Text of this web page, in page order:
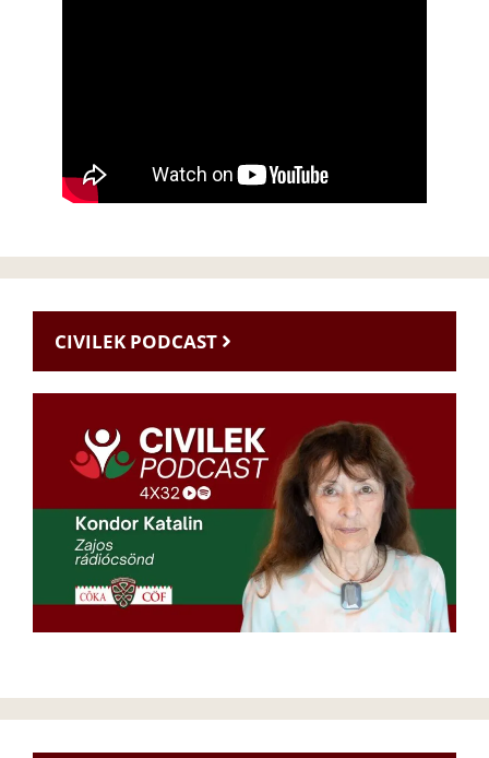
CIVILEK PODCAST